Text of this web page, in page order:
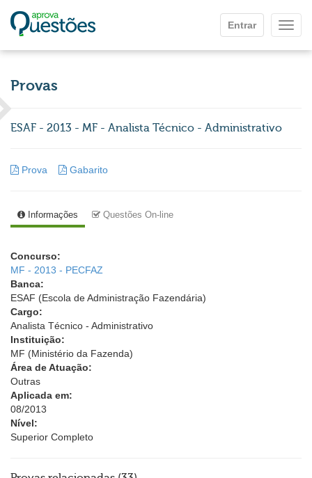
Entrar
Provas
ESAF - 2013 - MF - Analista Técnico - Administrativo
Prova Gabarito
Informações Questões On-line
Concurso:
MF - 2013 - PECFAZ
Banca:
ESAF (Escola de Administração Fazendária)
Cargo:
Analista Técnico - Administrativo
Instituição:
MF (Ministério da Fazenda)
Área de Atuação:
Outras
Aplicada em:
08/2013
Nível:
Superior Completo